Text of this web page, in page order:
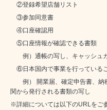
②登録希望店舗リスト
③参加同意書
④口座確認用
⑤口座情報が確認できる書類
例）通帳の写し、キャッシュ
⑥日本国内で事業を行っている
例） 開業届、確定申告書、納
関から発行される書類の写し
※詳細については以下のURLをご